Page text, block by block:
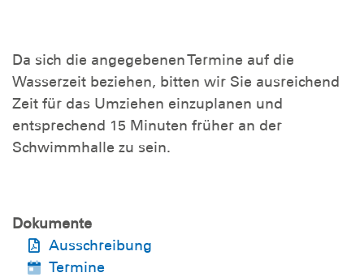
Da sich die angegebenen Termine auf die
Wasserzeit beziehen, bitten wir Sie ausreichend
Zeit für das Umziehen einzuplanen und
entsprechend 15 Minuten früher an der
Schwimmhalle zu sein.
Dokumente
Ausschreibung
Termine